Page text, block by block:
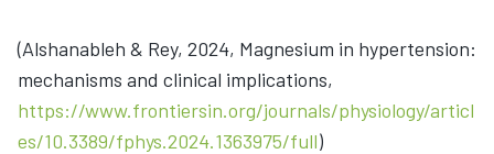
(Alshanableh & Rey, 2024, Magnesium in hypertension:
mechanisms and clinical implications,
https://www.frontiersin.org/journals/physiology/articl
es/10.3389/fphys.2024.1363975/full)